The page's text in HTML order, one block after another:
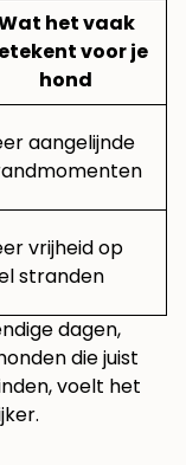
het vaak
voor je
hond
aangelijnde
vrijheid op
stranden
dagen,
die juist
voelt het